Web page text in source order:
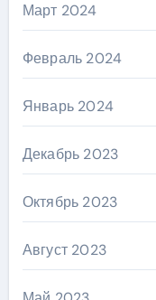
Март 2024
Февраль 2024
Январь 2024
Декабрь 2023
Октябрь 2023
Август 2023